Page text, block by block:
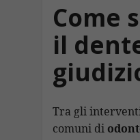
Come
il
Tra gli
comuni di